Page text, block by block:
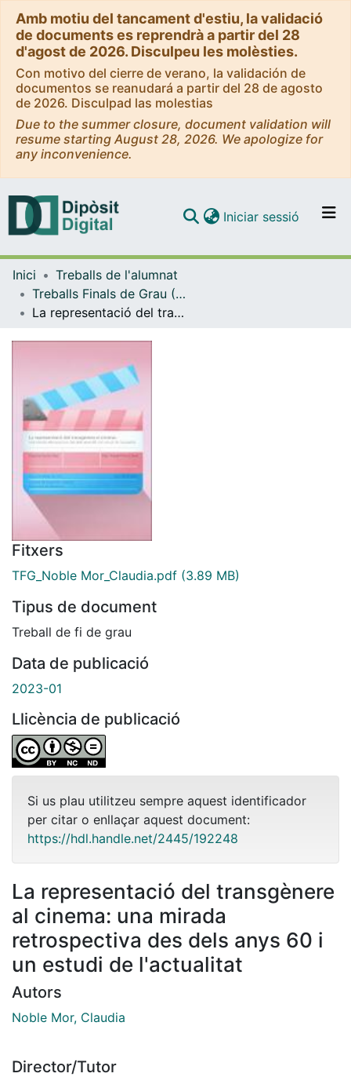
Amb motiu del tancament d'estiu, la validació
de documents es reprendrà a partir del 28
d'agost de 2026. Disculpeu les molèsties.
Con motivo del cierre de verano, la validación de
documentos se reanudará a partir del 28 de agosto
de 2026. Disculpad las molestias
Due to the summer closure, document validation will
resume starting August 28, 2026. We apologize for
any inconvenience.
Navega per tot el DD
Iniciar sessió (current)
Inici
Treballs de l'alumnat
Treballs Finals de Grau (TFG) - Història de l'Art
La representació del transgènere al cinema: una mirada retrospectiva des dels anys 60 i un estudi de l'actualitat
Fitxers
TFG_Noble Mor_Claudia.pdf (3.89 MB)
Tipus de document
Treball de fi de grau
Data de publicació
2023-01
Llicència de publicació
Si us plau utilitzeu sempre aquest identificador
per citar o enllaçar aquest document:
https://hdl.handle.net/2445/192248
La representació del transgènere
al cinema: una mirada
retrospectiva des dels anys 60 i
un estudi de l'actualitat
Autors
Noble Mor, Claudia
Director/Tutor